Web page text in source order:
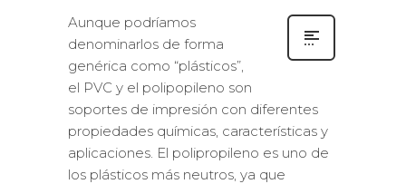
Aunque podríamos
denominarlos de forma
genérica como “plásticos”,
el PVC y el polipopileno son
soportes de impresión con diferentes
propiedades químicas, características y
aplicaciones. El polipropileno es uno de
los plásticos más neutros, ya que